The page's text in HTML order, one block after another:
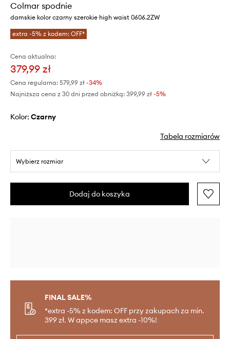
Colmar spodnie
damskie kolor czarny szerokie high waist 0606.2ZW
extra -5% z kodem: OFF*
Cena aktualna:
379,99 zł
Cena regularna: 579,99 zł -34%
Najniższa cena z 30 dni przed obniżką: 399,99 zł -5%
Kolor: czarny
Tabela rozmiarów
Wybierz rozmiar
Dodaj do koszyka
FINAL SALE%
*extra -5% z kodem: OFF przy zakupach za min.
399 zł. W appce masz extra -10%!